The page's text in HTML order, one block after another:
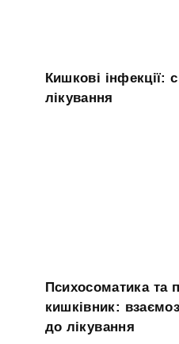
Кишкові інфекції:
лікування
Психосоматика та
кишківник:
до лікування